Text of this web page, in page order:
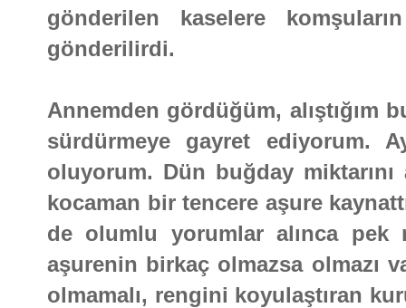
gönderilen kaselere
gönderilirdi.
Annemden gördüğüm, alıştığım
sürdürmeye gayret ediyorum.
oluyorum. Dün buğday miktarını
kocaman bir tencere aşure
de olumlu yorumlar alınca
aşurenin birkaç olmazsa olmazı
olmamalı, rengini koyulaştıran